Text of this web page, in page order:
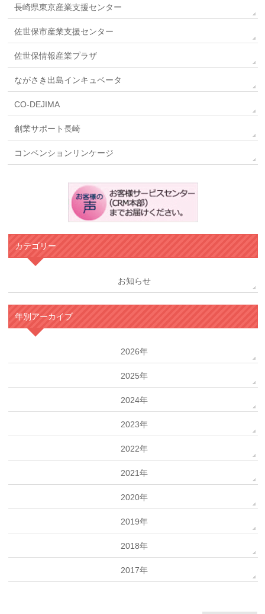
長崎県東京産業支援センター
佐世保市産業支援センター
佐世保情報産業プラザ
ながさき出島インキュベータ
CO-DEJIMA
創業サポート長崎
コンベンションリンケージ
カテゴリー
お知らせ
年別アーカイブ
2026年
2025年
2024年
2023年
2022年
2021年
2020年
2019年
2018年
2017年